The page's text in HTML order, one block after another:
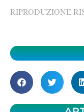
RIPRODUZIONE